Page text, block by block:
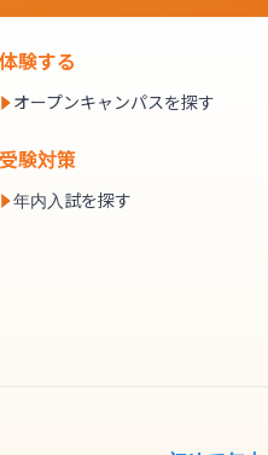
体験する
オープンキャンパスを探す
受験対策
年内入試を探す